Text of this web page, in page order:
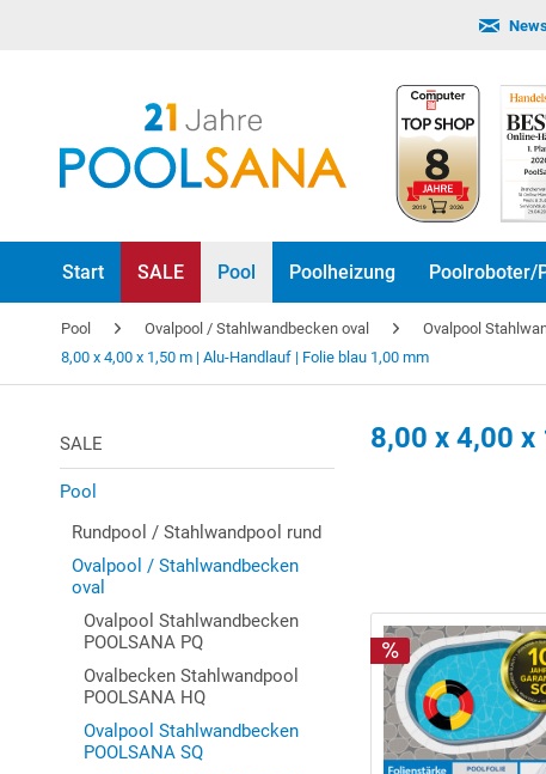
Start SALE Pool Poolheizung Poolroboter/
Pool Ovalpool / Stahlwandbecken oval Ovalpool
8,00 x 4,00 x 1,50 m | Alu-Handlauf | Folie blau 1,00 mm
SALE
Pool
Rundpool / Stahlwandpool rund
Ovalpool / Stahlwandbecken
oval
Ovalpool Stahlwandbecken
POOLSANA PQ
Ovalbecken Stahlwandpool
POOLSANA HQ
Ovalpool Stahlwandbecken
POOLSANA SQ
8,00 x 4,00 x